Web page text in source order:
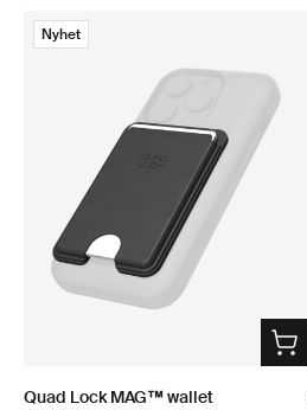
Nyhet
Quad Lock MAG™ wallet